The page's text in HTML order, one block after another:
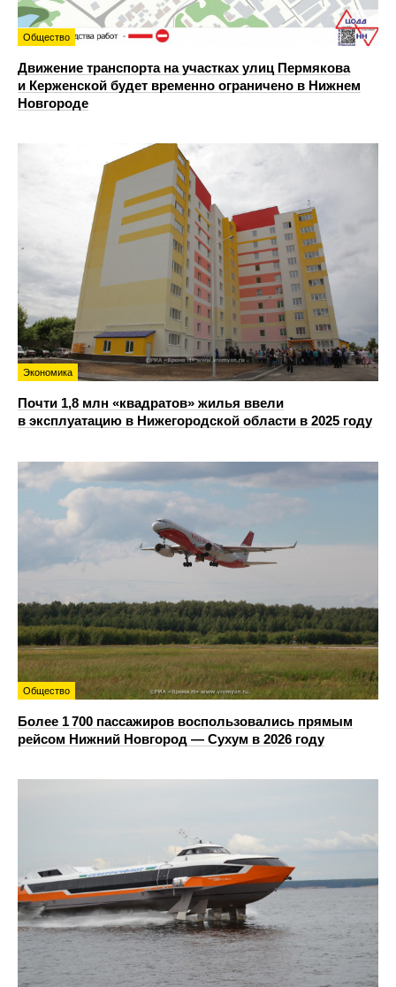
Общество
Движение транспорта на участках улиц Пермякова
и Керженской будет временно ограничено в Нижнем
Новгороде
Экономика
Почти 1,8 млн «квадратов» жилья ввели
в эксплуатацию в Нижегородской области в 2025 году
Общество
Более 1 700 пассажиров воспользовались прямым
рейсом Нижний Новгород — Сухум в 2026 году